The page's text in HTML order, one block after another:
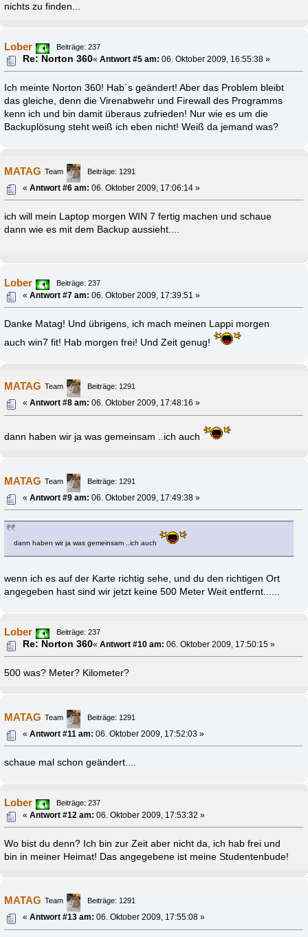
nichts zu finden...
Lober Beiträge: 237
Re: Norton 360«Antwort #5 am: 06. Oktober 2009, 16:55:38 »
Ich meinte Norton 360! Hab´s geändert! Aber das Problem bleibt
das gleiche, denn die Virenabwehr und Firewall des Programms
kenn ich und bin damit überaus zufrieden! Nur wie es um die
Backuplösung steht weiß ich eben nicht! Weiß da jemand was?
MATAG Team
Beiträge: 1291
«Antwort #6 am: 06. Oktober 2009, 17:06:14 »
ich will mein Laptop morgen WIN 7 fertig machen und schaue
dann wie es mit dem Backup aussieht....
Lober
Beiträge: 237
«Antwort #7 am: 06. Oktober 2009, 17:39:51 »
Danke Matag! Und übrigens, ich mach meinen Lappi morgen
auch win7 fit! Hab morgen frei! Und Zeit genug!
MATAG Team
Beiträge: 1291
«Antwort #8 am: 06. Oktober 2009, 17:48:16 »
dann haben wir ja was gemeinsam ..ich auch
MATAG Team
Beiträge: 1291
«Antwort #9 am: 06. Oktober 2009, 17:49:38 »
dann haben wir ja was gemeinsam ..ich auch
wenn ich es auf der Karte richtig sehe, und du den richtigen Ort
angegeben hast sind wir jetzt keine 500 Meter Weit entfernt......
Lober Beiträge: 237
Re: Norton 360«Antwort #10 am: 06. Oktober 2009, 17:50:15 »
500 was? Meter? Kilometer?
MATAG Team
Beiträge: 1291
«Antwort #11 am: 06. Oktober 2009, 17:52:03 »
schaue mal schon geändert....
Lober
Beiträge: 237
«Antwort #12 am: 06. Oktober 2009, 17:53:32 »
Wo bist du denn? Ich bin zur Zeit aber nicht da, ich hab frei und
bin in meiner Heimat! Das angegebene ist meine Studentenbude!
MATAG Team
Beiträge: 1291
«Antwort #13 am: 06. Oktober 2009, 17:55:08 »